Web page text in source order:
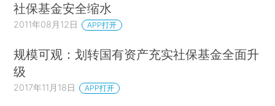
社保基金安全缩水
2011年08月12日 APP打开
规模可观：划转国有资产充实社保基金全面升
级
2017年11月18日 APP打开